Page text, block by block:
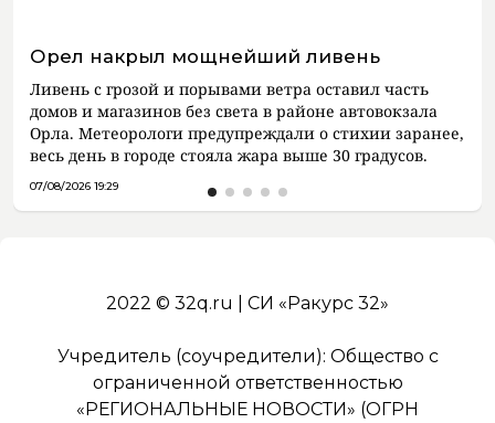
Орел накрыл мощнейший ливень
Ливень с грозой и порывами ветра оставил часть
домов и магазинов без света в районе автовокзала
Орла. Метеорологи предупреждали о стихии заранее,
весь день в городе стояла жара выше 30 градусов.
07/08/2026 19:29
2022 © 32q.ru | СИ «Ракурс 32»
Учредитель (соучредители): Общество с
ограниченной ответственностью
«РЕГИОНАЛЬНЫЕ НОВОСТИ» (ОГРН